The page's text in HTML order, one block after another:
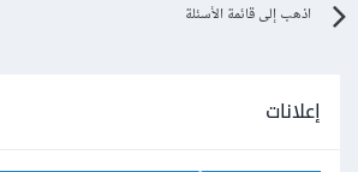
اذهب إلى قائمة الأسئلة
إعلانات